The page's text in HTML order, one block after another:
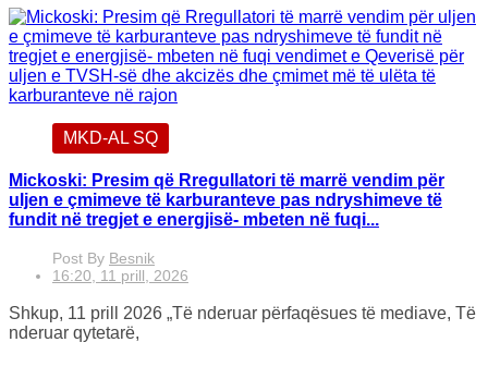
MKD-AL SQ
Mickoski: Presim që Rregullatori të marrë vendim për
uljen e çmimeve të karburanteve pas ndryshimeve të
fundit në tregjet e energjisë- mbeten në fuqi...
Post By Besnik
16:20, 11 prill, 2026
Shkup, 11 prill 2026 „Të nderuar përfaqësues të mediave, Të
nderuar qytetarë,